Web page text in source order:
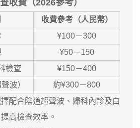
收費（2026參考）
收費參考（人民幣）
¥100－300
¥50－150
檢查
¥150－400
波）
約¥300－800
合陰道超聲波、婦科內診及白
高檢查效率。